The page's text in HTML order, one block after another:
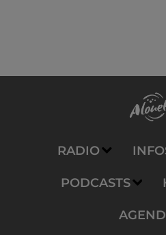
RADIO
PODCASTS